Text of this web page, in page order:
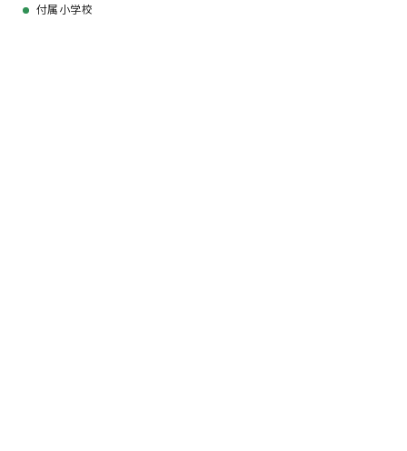
付属小学校